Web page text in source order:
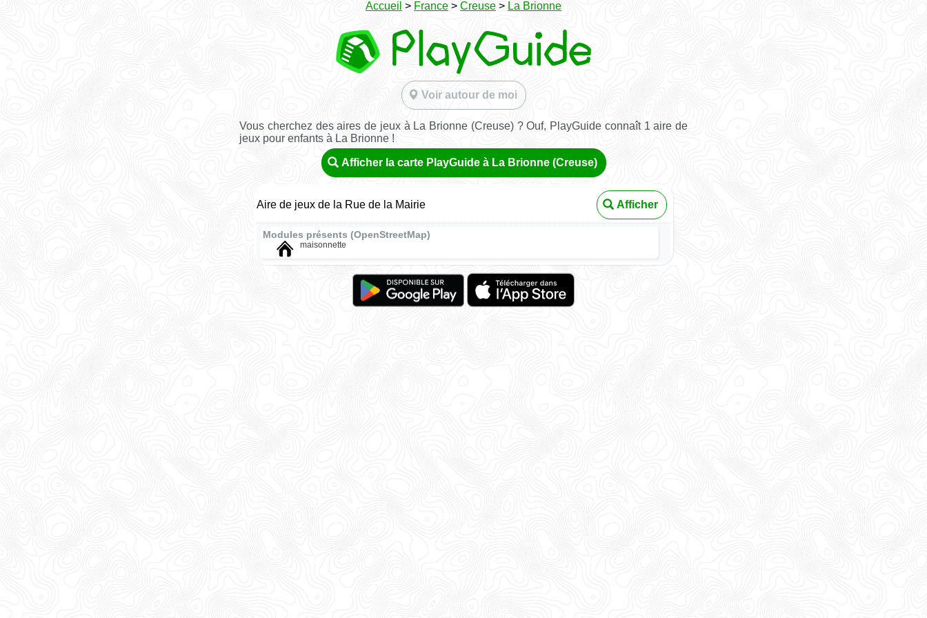
Accueil > France > Creuse > La Brionne
Voir autour de moi
Vous cherchez des aires de jeux à La Brionne (Creuse) ? Ouf, PlayGuide connaît 1 aire de
jeux pour enfants à La Brionne !
Afficher la carte PlayGuide à La Brionne (Creuse)
Aire de jeux de la Rue de la Mairie Afficher
Modules présents (OpenStreetMap)
maisonnette